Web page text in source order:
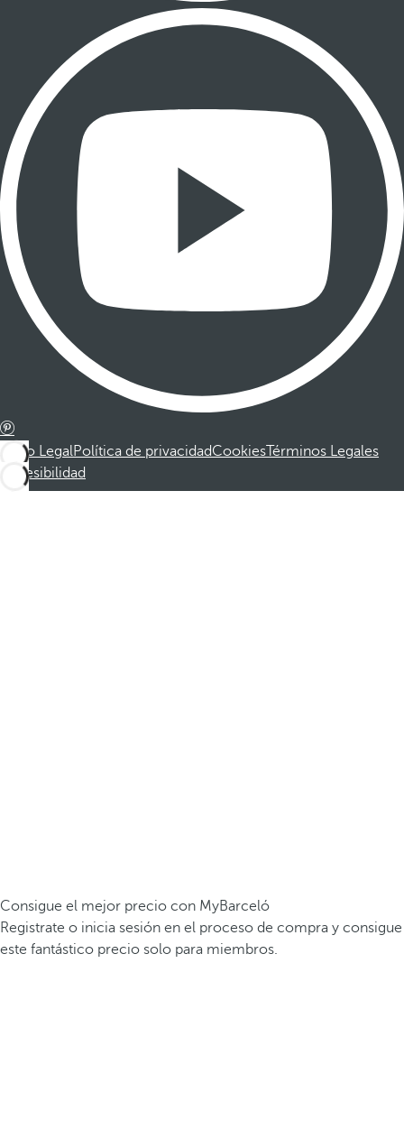
Aviso LegalPolítica de privacidadCookiesTérminos Legales
Accesibilidad
Consigue el mejor precio con MyBarceló
Registrate o inicia sesión en el proceso de compra y consigue
este fantástico precio solo para miembros.